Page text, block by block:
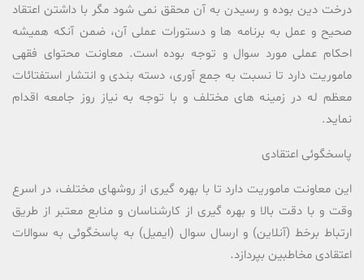
درخت دین بوده و رسیدن به آن محقق نمی شود مگر با داشتن اعتقاد
صحیح و عمل به برنامه ها و دستورات عملی آن، ضمن آنکه همیشه
احکام عملی مورد سوال و توجه بوده است. معاونت محتوای فقهی
ماموریت دارد تا نسبت به جمع آوری، دسته بندی و انتشار استفتائات
معظم له در زمینه های مختلف و با توجه به نیاز روز جامعه اقدام
نماید.
پاسخگوئی اعتقادی
این معاونت ماموریت دارد تا با بهره گیری از روشهای مختلف، در اسرع
وقت و با دقت بالا و بهره گیری از کارشناسان و منابع معتبر از طریق
ارتباط برخط (آنلاین) و ارسال سوال (ایمیل) به پاسخگوئی به سوالات
اعتقادی مخاطبین بپردازد.